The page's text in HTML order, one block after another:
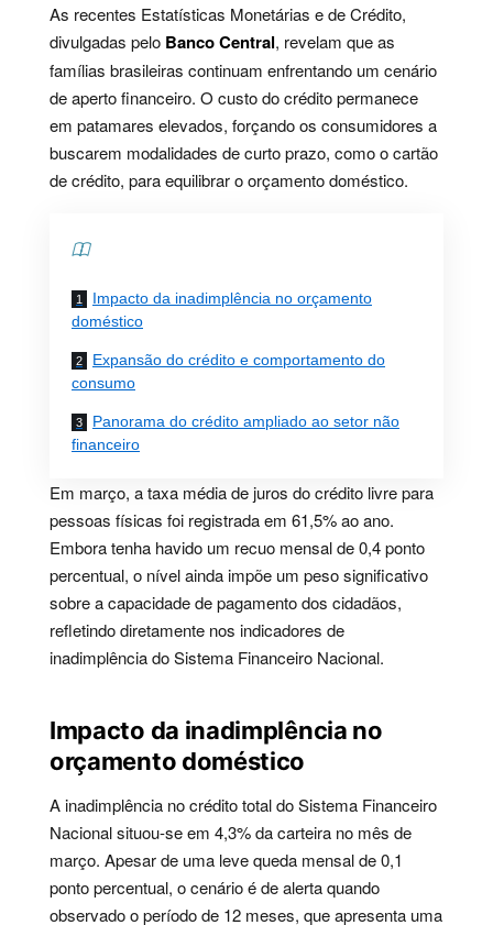
As recentes Estatísticas Monetárias e de Crédito,
divulgadas pelo Banco Central, revelam que as
famílias brasileiras continuam enfrentando um cenário
de aperto financeiro. O custo do crédito permanece
em patamares elevados, forçando os consumidores a
buscarem modalidades de curto prazo, como o cartão
de crédito, para equilibrar o orçamento doméstico.
Impacto da inadimplência no orçamento
doméstico
Expansão do crédito e comportamento do
consumo
Panorama do crédito ampliado ao setor não
financeiro
Em março, a taxa média de juros do crédito livre para
pessoas físicas foi registrada em 61,5% ao ano.
Embora tenha havido um recuo mensal de 0,4 ponto
percentual, o nível ainda impõe um peso significativo
sobre a capacidade de pagamento dos cidadãos,
refletindo diretamente nos indicadores de
inadimplência do Sistema Financeiro Nacional.
Impacto da inadimplência no
orçamento doméstico
A inadimplência no crédito total do Sistema Financeiro
Nacional situou-se em 4,3% da carteira no mês de
março. Apesar de uma leve queda mensal de 0,1
ponto percentual, o cenário é de alerta quando
observado o período de 12 meses, que apresenta uma